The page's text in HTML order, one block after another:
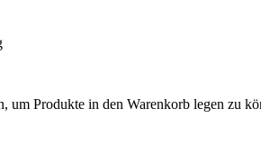
um Produkte in den Warenkorb legen zu